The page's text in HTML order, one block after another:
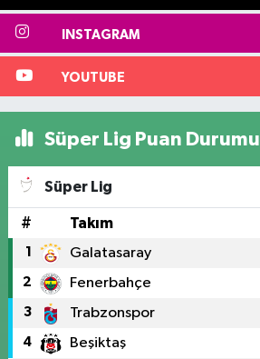
INSTAGRAM
YOUTUBE
Süper Lig Puan Durumu
Süper Lig
# Takım
1 Galatasaray
2 Fenerbahçe
3 Trabzonspor
4 Beşiktaş